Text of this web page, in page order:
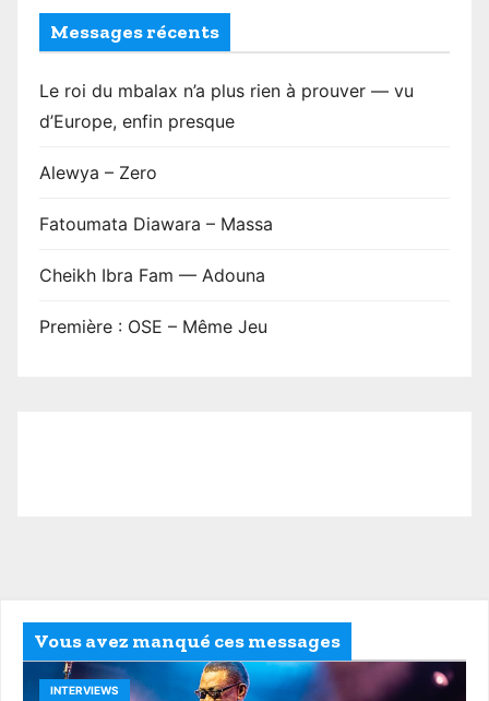
Messages récents
Le roi du mbalax n’a plus rien à prouver — vu
d’Europe, enfin presque
Alewya – Zero
Fatoumata Diawara – Massa
Cheikh Ibra Fam — Adouna
Première : OSE – Même Jeu
Vous avez manqué ces messages
INTERVIEWS